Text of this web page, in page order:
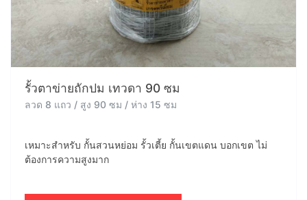
รั้วตาข่ายถักปม เทวดา 90 ซม
ลวด 8 แถว / สูง 90 ซม / ห่าง 15 ซม
เหมาะสำหรับ กั้นสวนหย่อม รั้วเตี้ย กั้นเขตแดน บอกเขต ไม่
ต้องการความสูงมาก